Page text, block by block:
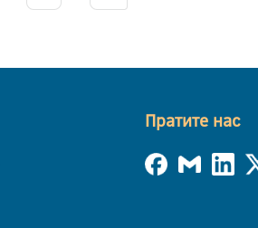
Пратите нас